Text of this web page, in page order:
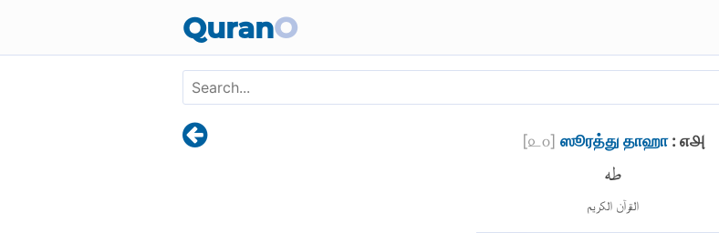
QuranO
[௨௦] ஸூரத்து தாஹா: ௭௮
طه
القرآن الكريم